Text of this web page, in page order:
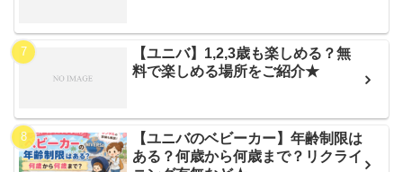
【ユニバ】1,2,3歳も楽しめる？無
料で楽しめる場所をご紹介★
【ユニバのベビーカー】年齢制限は
ある？何歳から何歳まで？リクライ